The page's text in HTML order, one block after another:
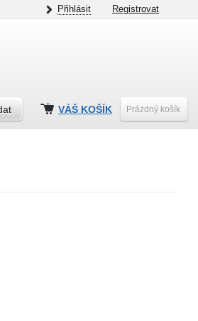
Přihlásit Registrovat
VÁŠ KOŠÍK Prázdný košík